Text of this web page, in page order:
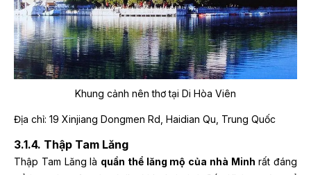
Khung cảnh nên thơ tại Di Hòa Viên
Địa chỉ: 19 Xinjiang Dongmen Rd, Haidian Qu, Trung Quốc
3.1.4. Thập Tam Lăng
Thập Tam Lăng là quần thể lăng mộ của nhà Minh rất đáng